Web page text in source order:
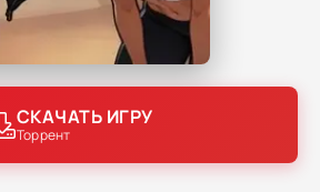
СКАЧАТЬ ИГРУ
Торрент